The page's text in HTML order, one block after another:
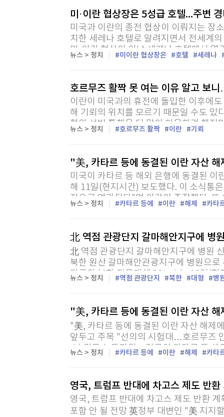
미·이란 협상장은 5성급 호텔...주변
미국과 이란의 종전 협상이 이뤄지는 장
치한 세레나 호텔로 알려지면서 전세계
미·이란 협상이 이날 세레나 호텔에서
뉴욕타임스도 익명의 파키스탄 당국자
뉴스 > 정치 미이란 협상장은 호텔 세레나
호르무즈 활짝 못 여는 이유 알고 보
이란이 미국과의 휴전에 돌입한 이후에
해 기뢰의 위치를 모르기 때문일 수도 있
협의 선박 통행을 더 많이 허용하려 했지
몰라 실행하지 못하고 있다고 뉴욕타임
뉴스 > 정치 호르무즈 활짝 이란 기뢰
"美, 카타르 등에 동결된 이란 자산
미국이 카타르 등 해외 은행에 동결된
해 11일(현지시간) 보도했다. 이 소식통
적으로 연관된다"며 이같이 주장했다.
뉴스 > 정치 카타르 등에 이란 해제 카타
北 역점 관광단지 갈마해안지구에 병
北 역점 관광단지 갈마해안지구에 병원
북한 원산 갈마해안관광지구에 병원으
미국의 북한 전문매체 38노스는 10일(
성사진을 분석한 결과 갈마해안관광지
뉴스 > 정치 역점 관광단지 북한 대형 병
"美, 카타르 등에 동결된 이란 자산
"美, 카타르 등에 동결된 이란 자산 해
앞두고 주목 "선의의 시험대…호르무즈
스) 김동호 특파원 = 미국이 카타르 등
합의했다고 로이터 통신이 11일(현지시
뉴스 > 정치 카타르 등에 이란 해제 카타
영국, 트럼프 반대에 차고스 제도 반
영국, 트럼프 반대에 차고스 제도 반환
포함 안 될 전망 英정부 대변인 "美 지